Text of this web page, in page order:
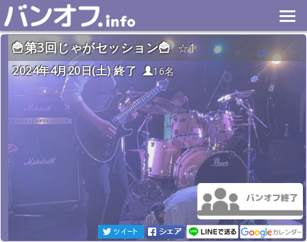
🍟第3回じゃがセッション🍟
1
2024年4月20日(土) 終了
16名